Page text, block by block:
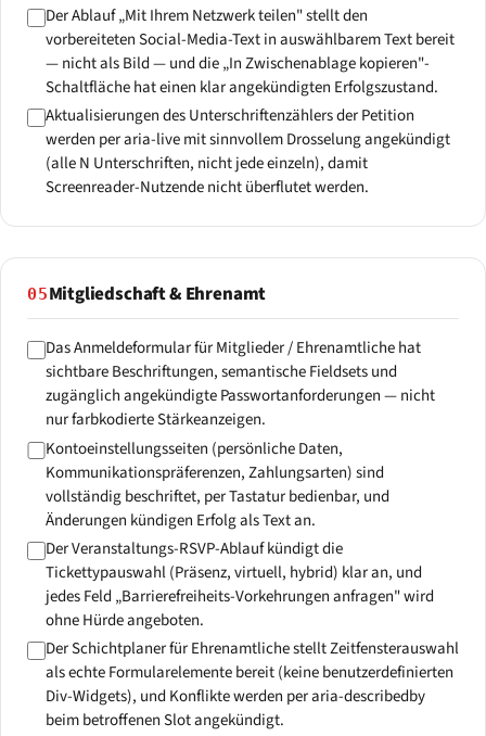
Der Ablauf „Mit Ihrem Netzwerk teilen" stellt den
vorbereiteten Social-Media-Text in auswählbarem Text bereit
— nicht als Bild — und die „In Zwischenablage kopieren"-
Schaltfläche hat einen klar angekündigten Erfolgszustand.
Aktualisierungen des Unterschriftenzählers der Petition
werden per aria-live mit sinnvollem Drosselung angekündigt
(alle N Unterschriften, nicht jede einzeln), damit
Screenreader-Nutzende nicht überflutet werden.
05Mitgliedschaft & Ehrenamt
Das Anmeldeformular für Mitglieder / Ehrenamtliche hat
sichtbare Beschriftungen, semantische Fieldsets und
zugänglich angekündigte Passwortanforderungen — nicht
nur farbkodierte Stärkeanzeigen.
Kontoeinstellungsseiten (persönliche Daten,
Kommunikationspräferenzen, Zahlungsarten) sind
vollständig beschriftet, per Tastatur bedienbar, und
Änderungen kündigen Erfolg als Text an.
Der Veranstaltungs-RSVP-Ablauf kündigt die
Tickettypauswahl (Präsenz, virtuell, hybrid) klar an, und
jedes Feld „Barrierefreiheits-Vorkehrungen anfragen" wird
ohne Hürde angeboten.
Der Schichtplaner für Ehrenamtliche stellt Zeitfensterauswahl
als echte Formularelemente bereit (keine benutzerdefinierten
Div-Widgets), und Konflikte werden per aria-describedby
beim betroffenen Slot angekündigt.